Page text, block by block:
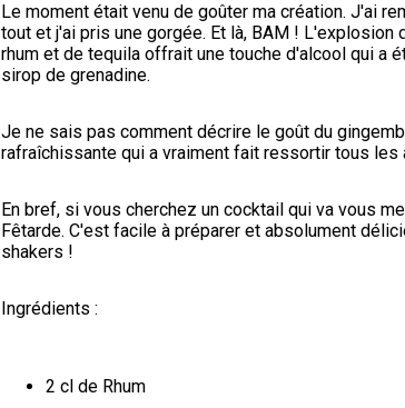
Le moment était venu de goûter ma création. J'ai
tout et j'ai pris une gorgée. Et là, BAM !
rhum et de tequila offrait une touche d'alcool qui a
sirop de grenadine.
Je ne sais pas comment décrire le goût du
rafraîchissante qui a vraiment fait ressortir tous les
En bref, si vous cherchez un cocktail qui va vous
Fêtarde. C'est facile à préparer et absolument
shakers !
Ingrédients :
2 cl de Rhum